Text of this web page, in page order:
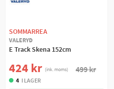
SOMMARREA
VALERYD
E Track Skena 152cm
424 kr (ink. moms) 499 kr
4 I LAGER